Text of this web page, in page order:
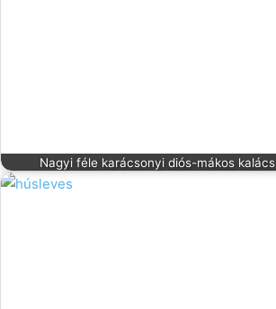
Nagyi féle karácsonyi diós-mákos kalács